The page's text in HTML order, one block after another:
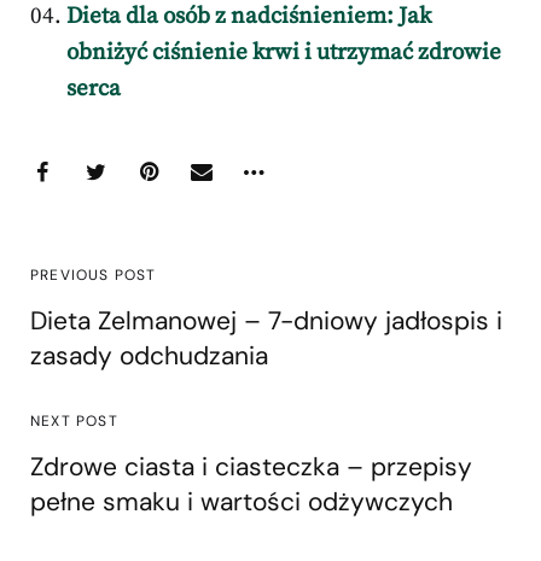
Dieta dla osób z nadciśnieniem: Jak
obniżyć ciśnienie krwi i utrzymać zdrowie
serca
PREVIOUS POST
Dieta Zelmanowej – 7-dniowy jadłospis i
zasady odchudzania
NEXT POST
Zdrowe ciasta i ciasteczka – przepisy
pełne smaku i wartości odżywczych